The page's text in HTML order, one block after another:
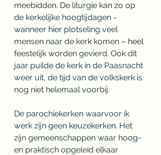
meebidden. De liturgie kan zo op
de kerkelijke hoogtijdagen -
wanneer hier plotseling veel
mensen naar de kerk komen – heel
feestelijk worden gevierd. Ook dit
jaar puilde de kerk in de Paasnacht
weer uit, de tijd van de volkskerk is
nog niet helemaal voorbij.
De parochiekerken waarvoor ik
werk zijn geen keuzekerken. Het
zijn gemeenschappen waar hoog-
en praktisch opgeleid elkaar